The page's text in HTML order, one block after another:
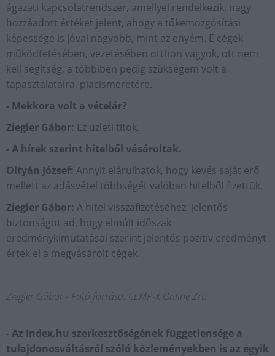
ágazati kapcsolatrendszer, amellyel rendelkezik, nagy
hozzáadott értéket jelent, ahogy a tőkemozgósítási
képessége is jóval nagyobb, mint az enyém. E cégek
működtetésében, vezetésében otthon vagyok, ott nem
kell segítség, a többiben pedig szükségem volt a
tapasztalataira, piacismeretére.
- Mekkora volt a vételár?
Ziegler Gábor: Ez üzleti titok.
- A hírek szerint hitelből vásároltak.
Oltyán József: Annyit elárulhatok, hogy kevés saját erő
mellett az adásvétel többségét valóban hitelből fizettük.
Ziegler Gábor: A hitel visszafizetéséhez, jelentős
biztonságot ad, hogy elmúlt időszak
eredménykimutatásai szerint jelentős pozitív eredményt
értek el a megvásárolt cégek.
Ziegler Gábor - Fotó forrása: CEMP-X Online Zrt.
- Az Index.hu szerkesztőségének függetlensége a
tulajdonosváltásról szóló közleményekben is az egyik